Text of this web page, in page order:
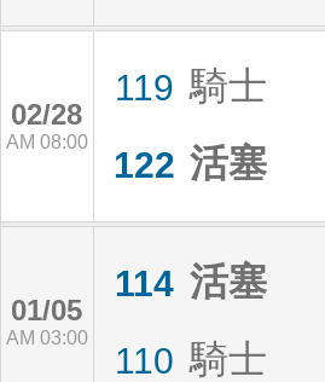
02/28
AM 08:00
119 騎士
122 活塞
01/05
AM 03:00
114 活塞
110 騎士